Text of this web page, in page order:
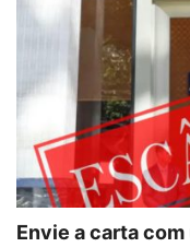
Envie a carta